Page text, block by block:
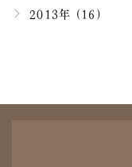
2013年 (16)